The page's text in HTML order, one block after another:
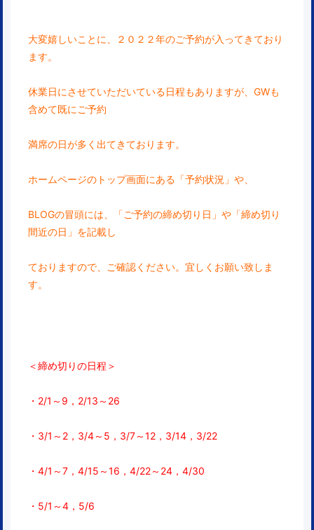
大変嬉しいことに、２０２２年のご予約が入ってきており
ます。
休業日にさせていただいている日程もありますが、GWも
含めて既にご予約
満席の日が多く出てきております。
ホームページのトップ画面にある「予約状況」や、
BLOGの冒頭には、「ご予約の締め切り日」や「締め切り
間近の日」を記載し
ておりますので、ご確認ください。宜しくお願い致しま
す。
＜締め切りの日程＞
・2/1～9，2/13～26
・3/1～2，3/4～5，3/7～12，3/14，3/22
・4/1～7，4/15～16，4/22～24，4/30
・5/1～4，5/6